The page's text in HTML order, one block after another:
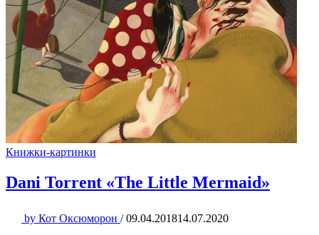
Книжки-картинки
Dani Torrent «The Little Mermaid»
by Кот Оксюморон / 09.04.201814.07.2020